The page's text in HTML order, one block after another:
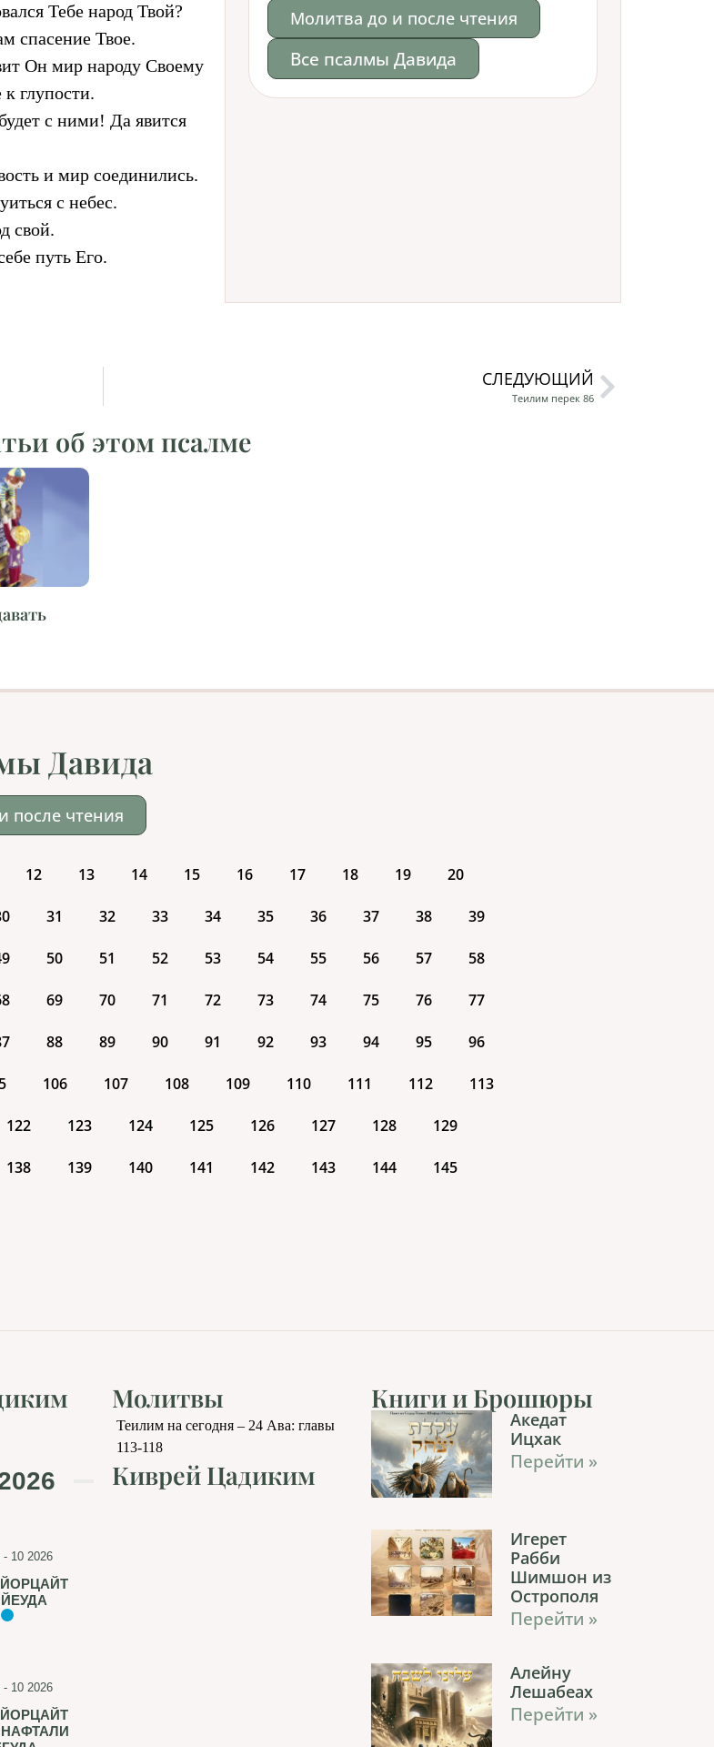
Тебе народ Твой?
спасение Твое.
Он мир народу Своему
глупости.
с ними! Да явится
и мир соединились.
с небес.
свой.
путь Его.
Молитва до и после чтения
Все псалмы Давида
СЛЕДУЮЩИЙ
Теилим перек 86
об этом псалме
Давида
после чтения
12 13 14 15 16 17 18 19 20
31 32 33 34 35 36 37 38 39
50 51 52 53 54 55 56 57 58
69 70 71 72 73 74 75 76 77
88 89 90 91 92 93 94 95 96
106 107 108 109 110 111 112 113
122 123 124 125 126 127 128 129
138 139 140 141 142 143 144 145
- 10 2026
ЙОРЦАЙТ
- 10 2026
ЙОРЦАЙТ
Молитвы
Теилим на сегодня – 24 Ава: главы
113-118
Киврей Цадиким
Книги и Брошюры
Акедат
Ицхак
Перейти »
Игерет
Рабби
Шимшон из
Острополя
Перейти »
Алейну
Лешабеах
Перейти »